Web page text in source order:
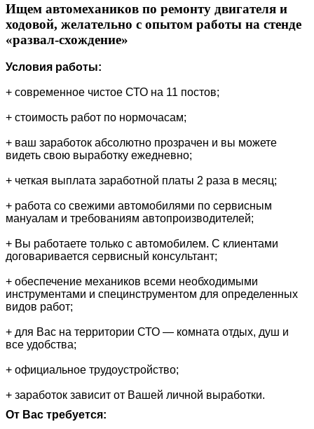
Ищем автомехаников по ремонту двигателя и
ходовой, желательно с опытом работы на стенде
«развал-схождение»
Условия работы:
+ современное чистое СТО на 11 постов;
+ стоимость работ по нормочасам;
+ ваш заработок абсолютно прозрачен и вы можете
видеть свою выработку ежедневно;
+ четкая выплата заработной платы 2 раза в месяц;
+ работа со свежими автомобилями по сервисным
мануалам и требованиям автопроизводителей;
+ Вы работаете только с автомобилем. С клиентами
договаривается сервисный консультант;
+ обеспечение механиков всеми необходимыми
инструментами и специнструментом для определенных
видов работ;
+ для Вас на территории СТО — комната отдых, душ и
все удобства;
+ официальное трудоустройство;
+ заработок зависит от Вашей личной выработки.
От Вас требуется: